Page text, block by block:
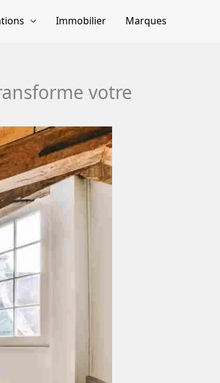
Immobilier Marques
votre